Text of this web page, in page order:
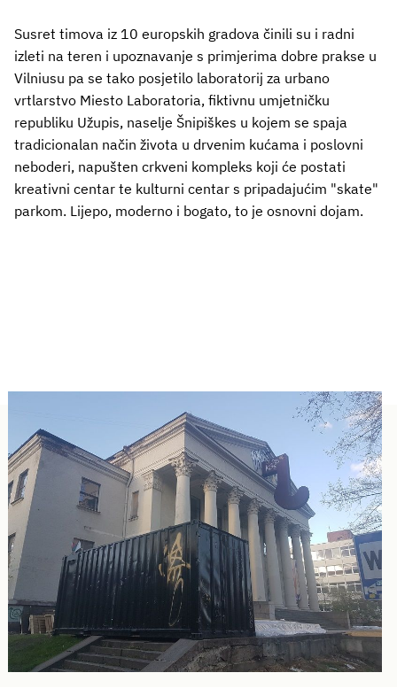
Susret timova iz 10 europskih gradova činili su i radni
izleti na teren i upoznavanje s primjerima dobre prakse u
Vilniusu pa se tako posjetilo laboratorij za urbano
vrtlarstvo Miesto Laboratoria, fiktivnu umjetničku
republiku Užupis, naselje Šnipiškes u kojem se spaja
tradicionalan način života u drvenim kućama i poslovni
neboderi, napušten crkveni kompleks koji će postati
kreativni centar te kulturni centar s pripadajućim "skate"
parkom. Lijepo, moderno i bogato, to je osnovni dojam.